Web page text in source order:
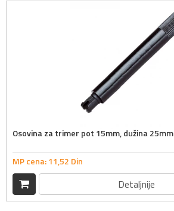
Osovina za trimer pot 15mm, dužina 25mm
MP cena:11,52 Din
Detaljnije